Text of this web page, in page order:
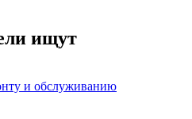
ищут
и обслуживанию